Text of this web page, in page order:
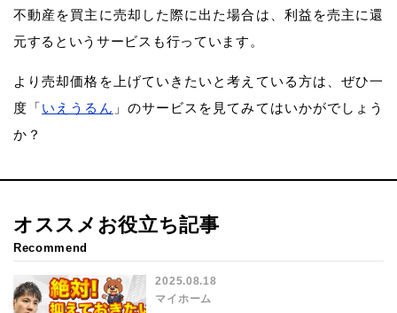
不動産を買主に売却した際に出た場合は、利益を売主に還
元するというサービスも行っています。
より売却価格を上げていきたいと考えている方は、ぜひ一
度「いえうるん 」のサービスを見てみてはいかがでしょう
か？
オススメお役立ち記事
Recommend
2025.08.18
マイホーム